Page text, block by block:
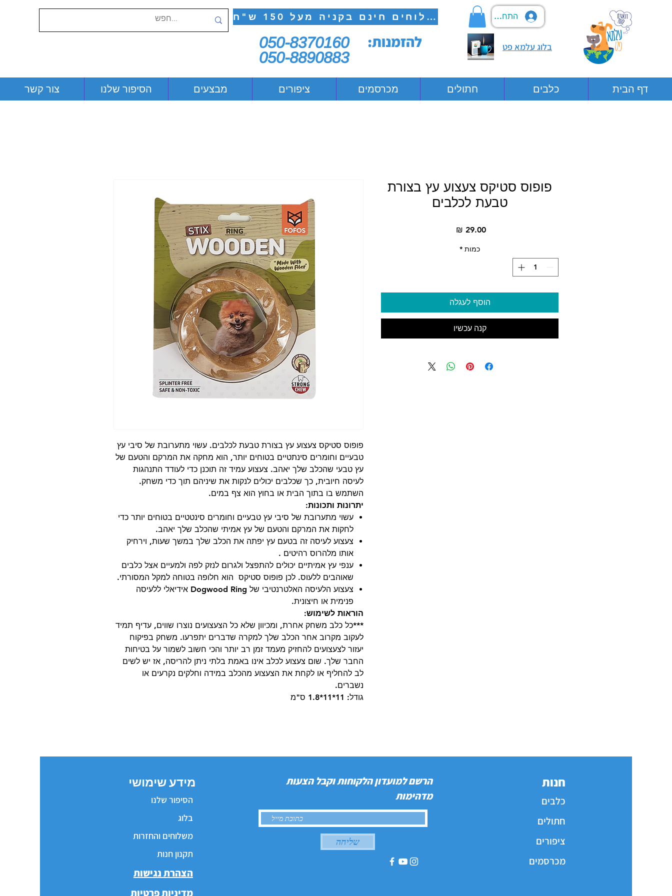
משלוחים חינם בקניה מעל 150 ש"ח
050-8370160
050-8890883
להזמנות:
התחבר
בלוג עלמא פט
צור קשר הסיפור שלנו מבצעים ציפורים מכרסמים חתולים כלבים דף הבית
פופוס סטיקס צעצוע עץ בצורת טבעת לכלבים. עשוי מתערובת של סיבי עץ
טבעיים וחומרים סינתטיים בטוחים יותר, הוא מחקה את המרקם והטעם של
עץ טבעי שהכלב שלך יאהב. צעצוע עמיד זה תוכנן כדי לעודד התנהגות
לעיסה חיובית, כך שכלבים יכולים לנקות את שיניהם תוך כדי משחק.
השתמש בו בתוך הבית או בחוץ הוא צף במים.
יתרונות ותכונות:
עשוי מתערובת של סיבי עץ טבעיים וחומרים סינטטיים בטוחים יותר כדי
לחקות את המרקם והטעם של עץ אמיתי שהכלב שלך יאהב.
צעצוע לעיסה זה בטעם עץ יפתה את הכלב שלך במשך שעות, וירחיק
אותו מלהרוס רהיטים .
ענפי עץ אמיתיים יכולים להתפצל ולגרום לנזק לפה ולמעיים אצל כלבים
שאוהבים ללעוס. לכן פופוס סטיקס הוא חלופה בטוחה למקל המסורתי.
צעצוע הלעיסה האלטרנטיבי של Dogwood Ring אידיאלי ללעיסה
פנימית או חיצונית.
הוראות לשימוש:
***כל כלב משחק אחרת, ומכיוון שלא כל הצעצועים נוצרו שווים, עדיף תמיד
לעקוב מקרוב אחר הכלב שלך למקרה שדברים יתפרעו. משחק בפיקוח
יעזור לצעצועים להחזיק מעמד זמן רב יותר והכי חשוב לשמור על בטיחות
החבר שלך. שום צעצוע לכלב אינו באמת בלתי ניתן להריסה, אז יש לשים
לב להחליף או לקחת את הצעצוע מהכלב במידה וחלקים נקרעים או
נשברים.
גודל: 11*11*1.8 ס"מ
פופוס סטיקס צעצוע עץ בצורת
טבעת לכלבים
כמות *
הוסף לעגלה
קנה עכשיו
מידע שימושי
הסיפור שלנו
בלוג
משלוחים והחזרות
תקנון חנות
הצהרת נגישות
מדיניות פרטיות
הרשם למועדון הלקוחות וקבל הצעות
מדהימות
שליחה
חנות
כלבים
חתולים
ציפורים
מכרסמים